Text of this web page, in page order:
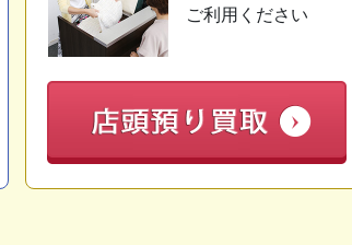
ご利用ください